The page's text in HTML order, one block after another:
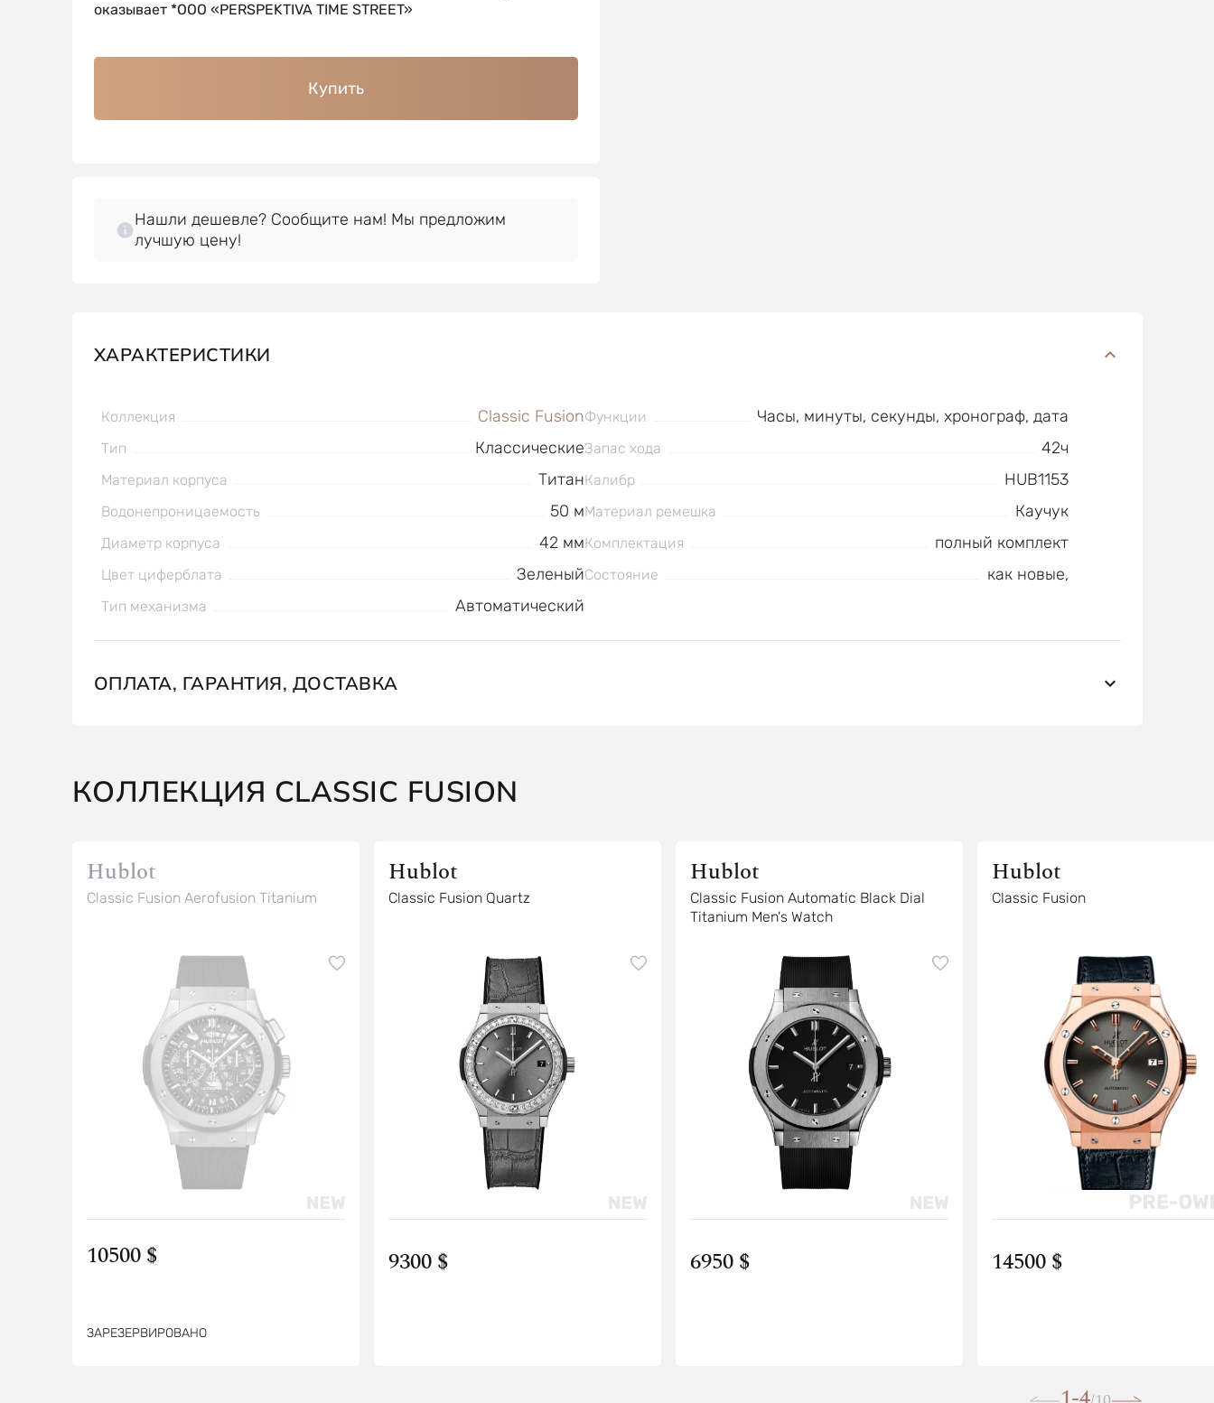
оказывает *OOO «PERSPEKTIVA TIME STREET»
Купить
Нашли дешевле? Сообщите нам! Мы предложим
лучшую цену!
ХАРАКТЕРИСТИКИ
Коллекция Classic Fusion
Тип Классические
Материал корпуса Титан
Водонепроницаемость 50 м
Диаметр корпуса 42 мм
Цвет циферблата Зеленый
Тип механизма Автоматический
Функции Часы, минуты, секунды, хронограф, дата
Запас хода 42ч
Калибр HUB1153
Материал ремешка Каучук
Комплектация полный комплект
Состояние как новые,
ОПЛАТА, ГАРАНТИЯ, ДОСТАВКА
КОЛЛЕКЦИЯ CLASSIC FUSION
Hublot
Classic Fusion Aerofusion Titanium
10500 $
ЗАРЕЗЕРВИРОВАНО
Hublot
Classic Fusion Quartz
9300 $
Hublot
Classic Fusion Automatic Black Dial
Titanium Men's Watch
6950 $
Hublot
Classic Fusion
14500 $